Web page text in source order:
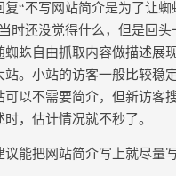
复“不写网站简介是为了让
时还没觉得什么，但是回
蜘蛛自由抓取内容做描述展
站。小站的访客一般比较稳
可以不需要简介，但新访客
，估计情况就不秒了。
把网站简介写上就尽量写